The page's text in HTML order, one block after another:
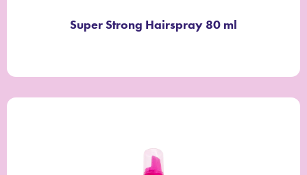
Super Strong Hairspray 80 ml